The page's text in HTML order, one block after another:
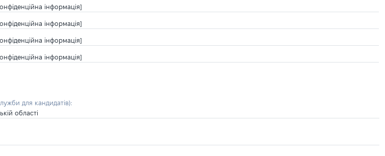
інформація]
інформація]
інформація]
інформація]
для кандидатів):
області